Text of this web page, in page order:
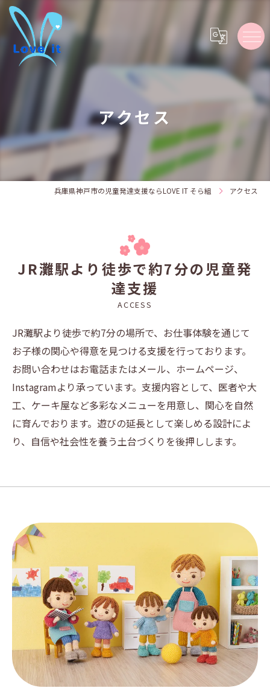
アクセス
兵庫県神戸市の児童発達支援ならLOVE IT そら組 アクセス
JR灘駅より徒歩で約7分の児童発
達支援
ACCESS
JR灘駅より徒歩で約7分の場所で、お仕事体験を通じて
お子様の関心や得意を見つける支援を行っております。
お問い合わせはお電話またはメール、ホームページ、
Instagramより承っています。支援内容として、医者や大
工、ケーキ屋など多彩なメニューを用意し、関心を自然
に育んでおります。遊びの延長として楽しめる設計によ
り、自信や社会性を養う土台づくりを後押しします。